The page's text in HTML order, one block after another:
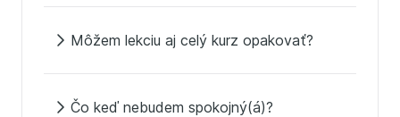
Môžem lekciu aj celý kurz opakovať?
Čo keď nebudem spokojný(á)?